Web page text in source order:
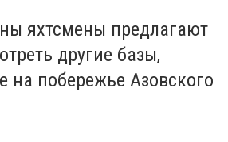
яхтсмены предлагают
другие базы,
на побережье Азовского